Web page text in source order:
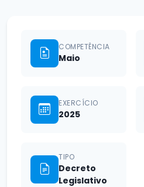
COMPETÊNCIA
Maio
EXERCÍCIO
2025
TIPO
Decreto
Legislativo